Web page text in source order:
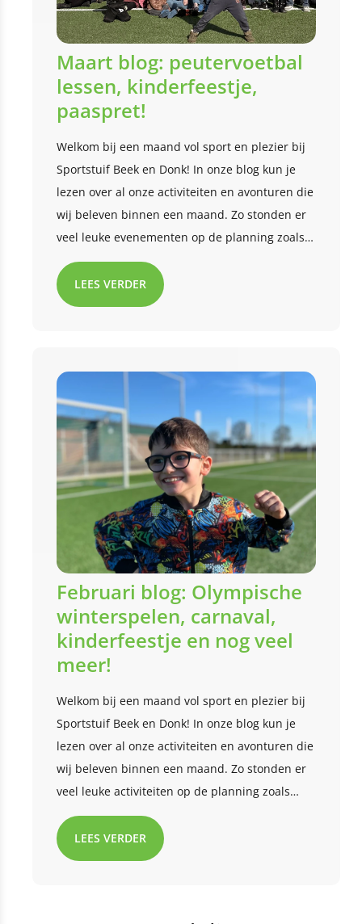
Maart blog: peutervoetbal
lessen, kinderfeestje,
paaspret!
Welkom bij een maand vol sport en plezier bij
Sportstuif Beek en Donk! In onze blog kun je
lezen over al onze activiteiten en avonturen die
wij beleven binnen een maand. Zo stonden er
veel leuke evenementen op de planning zoals
de peutervoetbal lessen, de kinderfeestjes en
de paaspret! Ben je benieuwd wat we nog
meer hebben gedaan deze maand? Lees met
LEES VERDER
Februari blog: Olympische
winterspelen, carnaval,
kinderfeestje en nog veel
meer!
Welkom bij een maand vol sport en plezier bij
Sportstuif Beek en Donk! In onze blog kun je
lezen over al onze activiteiten en avonturen die
wij beleven binnen een maand. Zo stonden er
veel leuke activiteiten op de planning zoals
curling, levend Stratego, vrij spelen en nog veel
meer! Ben je benieuwd wat we nog meer
hebben gedaan deze maand? Lees met ons
LEES VERDER